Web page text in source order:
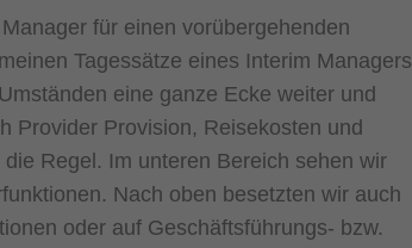
für einen vorübergehenden
Tagessätze eines Interim Managers
eine ganze Ecke weiter und
Provider Provision, Reisekosten und
Regel. Im unteren Bereich sehen wir
Nach oben besetzten wir auch
oder auf Geschäftsführungs- bzw.